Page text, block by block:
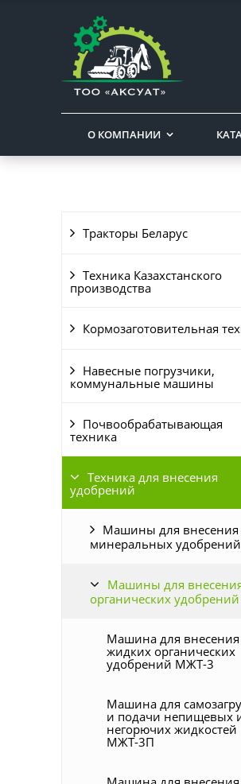
О КОМПАНИИ
Тракторы Беларус
Техника Казахстанского
производства
Кормозаготовительная
Навесные погрузчики,
коммунальные машины
Почвообрабатывающая
техника
Техника для внесения
удобрений
Машины для внесения
минеральных удобрений
Машины для
органических удобрений
Машина для внесения
жидких органических
удобрений МЖТ-3
Машина для
и подачи непищевых
негорючих жидкостей
МЖТ-3П